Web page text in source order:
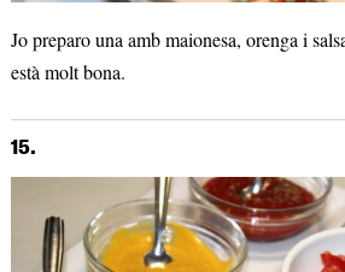
Jo preparo una amb maionesa, orenga i
està molt bona.
15.